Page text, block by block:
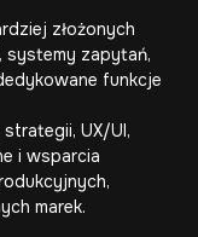
złożonych
systemy zapytań,
funkcje
strategii, UX/UI,
i wsparcia
marek.